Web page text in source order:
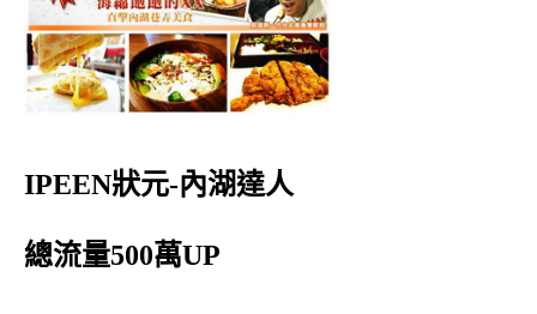
IPEEN狀元-內湖達人
總流量500萬UP